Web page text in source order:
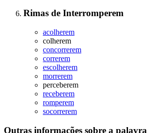
Rimas de Interromperem
acolherem
colherem
concorrerem
correrem
escolherem
morrerem
perceberem
receberem
romperem
socorrerem
Outras informações sobre a palavra